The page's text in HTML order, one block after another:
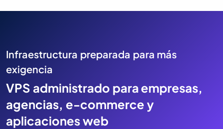
Infraestructura preparada para más
exigencia
VPS administrado para empresas,
agencias, e-commerce y
aplicaciones web